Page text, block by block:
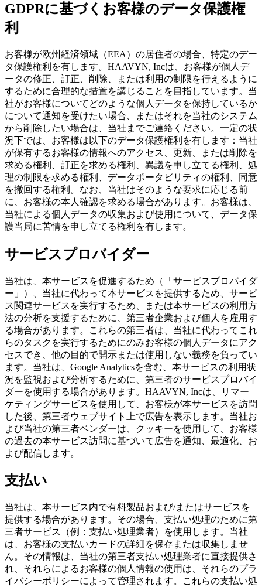
GDPRに基づくお客様のデータ保護権
利
お客様が欧州経済領域（EEA）の居住者の場合、特定のデー
タ保護権利を有します。HAAVYN, Incは、お客様が個人デ
ータの修正、訂正、削除、または利用の制限を行えるように
するために合理的な措置を講じることを目指しています。当
社がお客様についてどのような個人データを保持しているか
について通知を受けたい場合、またはそれを当社のシステム
から削除したい場合は、当社までご連絡ください。一定の状
況下では、お客様は以下のデータ保護権利を有します：当社
が保有するお客様の情報へのアクセス、更新、または削除を
求める権利、訂正を求める権利、異議を申し立てる権利、処
理の制限を求める権利、データポータビリティの権利、同意
を撤回する権利。なお、当社はそのような要求に応じる前
に、お客様の本人確認を求める場合があります。お客様は、
当社による個人データの収集および使用について、データ保
護当局に苦情を申し立てる権利を有します。
サービスプロバイダー
当社は、本サービスを促進するため（「サービスプロバイダ
ー」）、当社に代わって本サービスを提供するため、サービ
ス関連サービスを実行するため、または本サービスの利用方
法の分析を支援するために、第三者企業および個人を雇用す
る場合があります。これらの第三者は、当社に代わってこれ
らのタスクを実行するためにのみお客様の個人データにアク
セスでき、他の目的で開示または使用しない義務を負ってい
ます。当社は、Google Analyticsを含む、本サービスの利用状
況を監視および分析するために、第三者のサービスプロバイ
ダーを使用する場合があります。HAAVYN, Incは、リマー
ケティングサービスを使用して、お客様が本サービスを訪問
した後、第三者ウェブサイト上で広告を表示します。当社お
よび当社の第三者ベンダーは、クッキーを使用して、お客様
の過去の本サービス訪問に基づいて広告を通知、最適化、お
よび配信します。
支払い
当社は、本サービス内で有料製品および/またはサービスを
提供する場合があります。その場合、支払い処理のために第
三者サービス（例：支払い処理業者）を使用します。当社
は、お客様の支払いカードの詳細を保存または収集しませ
ん。その情報は、当社の第三者支払い処理業者に直接提供さ
れ、それらによるお客様の個人情報の使用は、それらのプラ
イバシーポリシーによって管理されます。これらの支払い処